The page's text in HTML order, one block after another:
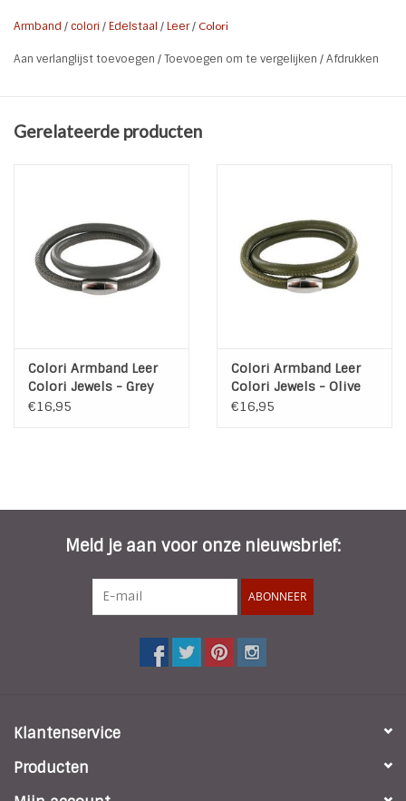
Materiaal: Leer
Lengte: 38 cm
Armband /colori /Edelstaal /Leer/ Colori
Aan verlanglijst toevoegen /Toevoegen om te vergelijken /Afdrukken
Gerelateerde producten
Colori Armband Leer
Colori Jewels - Grey
€16,95
Colori Armband Leer
Colori Jewels - Olive
€16,95
Meld je aan voor onze nieuwsbrief:
ABONNEER
Klantenservice
Producten